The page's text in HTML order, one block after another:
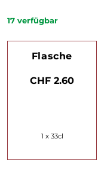
17 verfügbar
Flasche
CHF 2.60
1 x 33cl